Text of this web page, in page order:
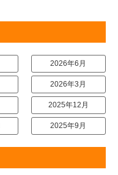
2026年6月
2026年3月
2025年12月
2025年9月